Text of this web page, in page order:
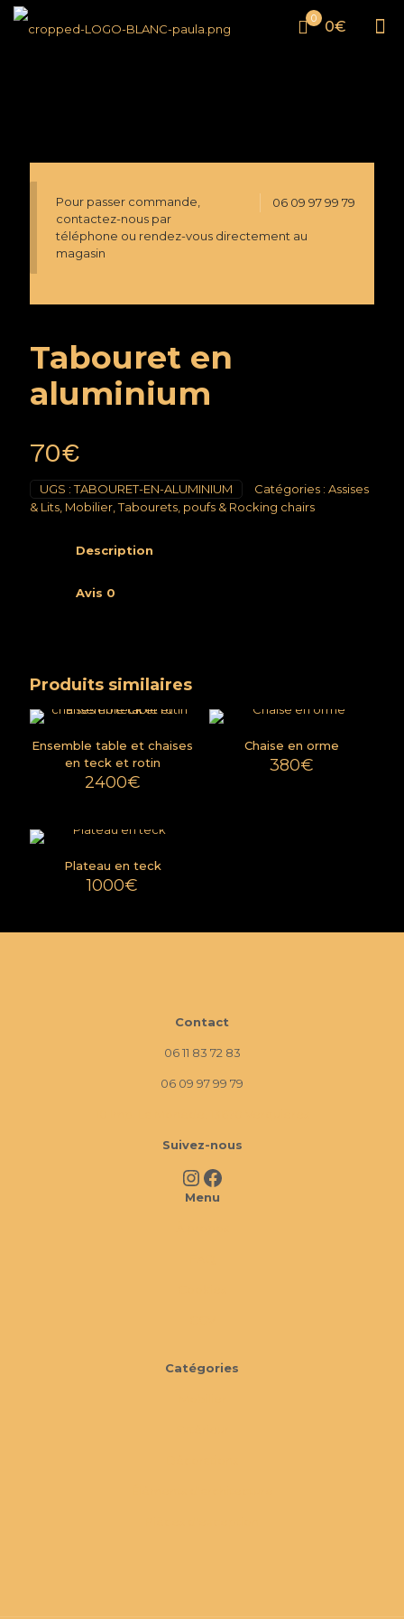
0 0€
06 09 97 99 79
Pour passer commande,
contactez-nous par
téléphone ou rendez-vous directement au
magasin
Tabouret en
aluminium
70€
UGS :TABOURET-EN-ALUMINIUM Catégories : Assises
& Lits Mobilier ,Tabourets, poufs & Rocking chairs
Description
Avis 0
Produits similaires
Ensemble table et chaises
en teck et rotin
2400€
Chaise en orme
380€
Plateau en teck
1000€
Contact
06 11 83 72 83
06 09 97 99 79
Suivez-nous
InstagramFacebook
Menu
Catégories